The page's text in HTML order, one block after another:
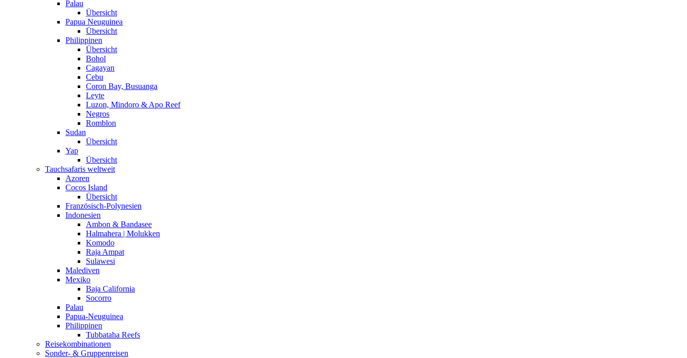
Palau
Übersicht
Papua Neuguinea
Übersicht
Philippinen
Übersicht
Bohol
Cagayan
Cebu
Coron Bay, Busuanga
Leyte
Luzon, Mindoro & Apo Reef
Negros
Romblon
Sudan
Übersicht
Yap
Übersicht
Tauchsafaris weltweit
Azoren
Cocos Island
Übersicht
Französisch-Polynesien
Indonesien
Ambon & Bandasee
Halmahera | Molukken
Komodo
Raja Ampat
Sulawesi
Malediven
Mexiko
Baja California
Socorro
Palau
Papua-Neuguinea
Philippinen
Tubbataha Reefs
Reisekombinationen
Sonder- & Gruppenreisen